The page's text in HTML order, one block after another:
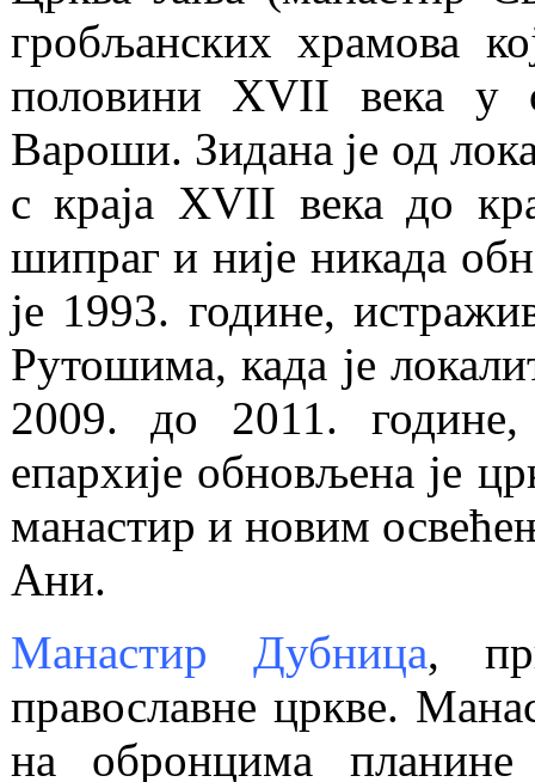
гробљанских храмова
половини XVII века у
Вароши. Зидана је од
с краја XVII века до
шипраг и није никада
је 1993. године,
Рутошима, када је
2009. до 2011.
епархије обновљена је
манастир и новим
Ани.
Манастир Дубница,
православне цркве.
на обронцима